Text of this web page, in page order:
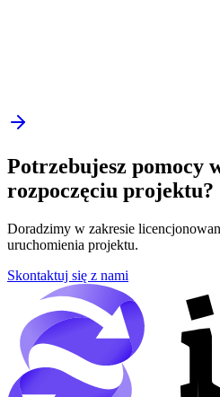
Potrzebujesz pomocy
rozpoczęciu projektu?
Doradzimy w zakresie
uruchomienia projektu.
Skontaktuj się z nami